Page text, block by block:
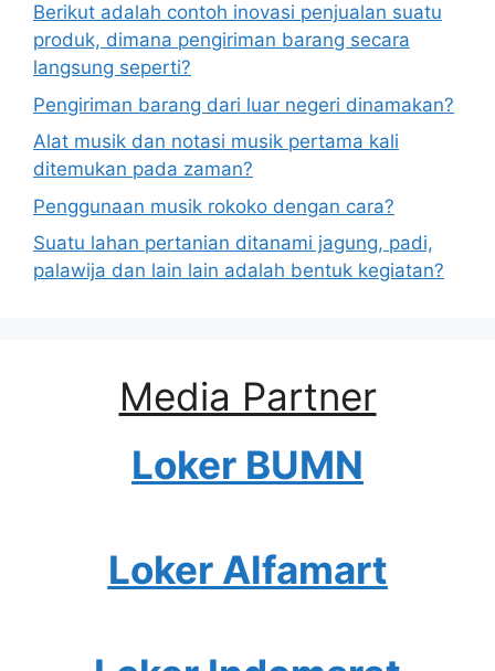
Berikut adalah contoh inovasi penjualan suatu
produk, dimana pengiriman barang secara
langsung seperti?
Pengiriman barang dari luar negeri dinamakan?
Alat musik dan notasi musik pertama kali
ditemukan pada zaman?
Penggunaan musik rokoko dengan cara?
Suatu lahan pertanian ditanami jagung, padi,
palawija dan lain lain adalah bentuk kegiatan?
Media Partner
Loker BUMN
Loker Alfamart